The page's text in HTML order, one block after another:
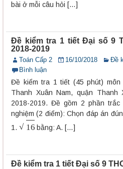
bài ở mỗi câu hỏi […]
Đề kiểm tra 1 tiết Đại số 9
2018-2019
Toán Cấp 2 16/10/2018 Đề
Bình luận
Đề kiểm tra 1 tiết (45 phút)
Thanh Xuân Nam, quận
2018-2019. Đề gồm 2 phần
nghiệm (2 điểm): Chọn đáp án
1.
16 bằng: A. […]
Đề kiểm tra 1 tiết Đại số 9